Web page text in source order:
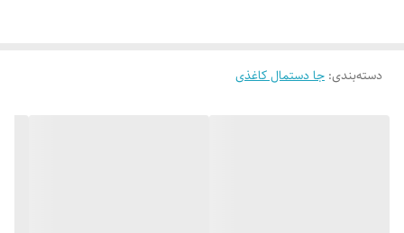
دسته‌بندی: جا دستمال کاغذی